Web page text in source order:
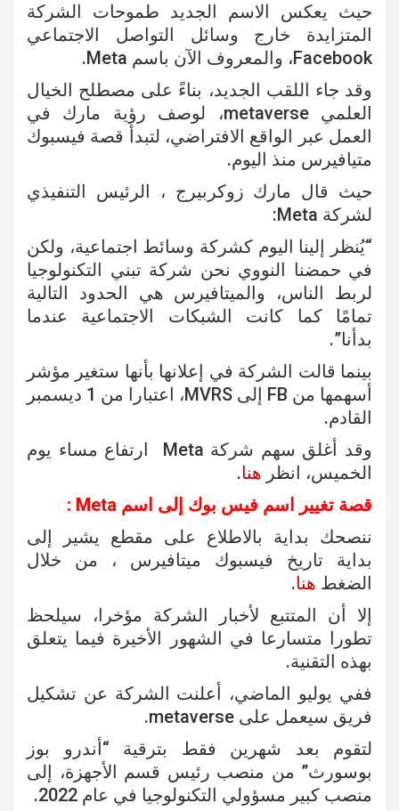
حيث يعكس الاسم الجديد طموحات الشركة
المتزايدة خارج وسائل التواصل الاجتماعي
Facebook، والمعروف الآن باسم Meta.
وقد جاء اللقب الجديد، بناءً على مصطلح الخيال
العلمي metaverse، لوصف رؤية مارك في
العمل عبر الواقع الافتراضي، لتبدأ قصة فيسبوك
متيافيرس منذ اليوم.
حيث قال مارك زوكربيرج ، الرئيس التنفيذي
لشركة Meta:
“يُنظر إلينا اليوم كشركة وسائط اجتماعية، ولكن
في حمضنا النووي نحن شركة تبني التكنولوجيا
لربط الناس، والميتافيرس هي الحدود التالية
تمامًا كما كانت الشبكات الاجتماعية عندما
بدأنا”.
بينما قالت الشركة في إعلانها بأنها ستغير مؤشر
أسهمها من FB إلى MVRS، اعتبارا من 1 ديسمبر
القادم.
وقد أغلق سهم شركة Meta ارتفاع مساء يوم
الخميس، انظر هنا.
قصة تغيير اسم فيس بوك إلى اسم Meta :
ننصحك بداية بالاطلاع على مقطع يشير إلى
بداية تاريخ فيسبوك ميتافيرس ، من خلال
الضغط هنا.
إلا أن المتتبع لأخبار الشركة مؤخرا، سيلحظ
تطورا متسارعا في الشهور الأخيرة فيما يتعلق
بهذه التقنية.
ففي يوليو الماضي، أعلنت الشركة عن تشكيل
فريق سيعمل على metaverse.
لتقوم بعد شهرين فقط بترقية “أندرو بوز
بوسورث” من منصب رئيس قسم الأجهزة، إلى
منصب كبير مسؤولي التكنولوجيا في عام 2022.